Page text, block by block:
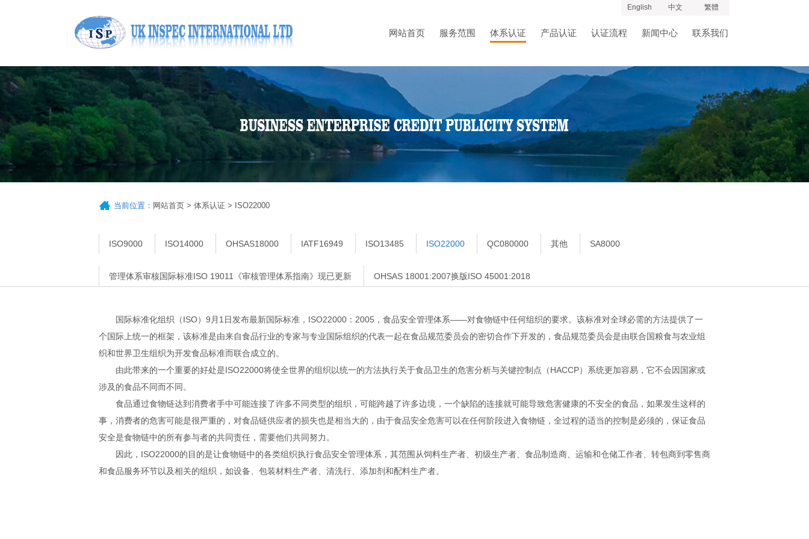
English 中文 繁體
网站首页 服务范围 体系认证 产品认证 认证流程 新闻中心 联系我们
当前位置： 网站首页 > 体系认证 > ISO22000
ISO9000 ISO14000 OHSAS18000 IATF16949 ISO13485 ISO22000 QC080000 其他 SA8000
管理体系审核国际标准ISO 19011《审核管理体系指南》现已更新 OHSAS 18001:2007换版ISO 45001:2018
国际标准化组织（ISO）9月1日发布最新国际标准，ISO22000：2005，食品安全管理体系——对食物链中任何组织的要求。该标准对全球必需的方法提供了一
个国际上统一的框架，该标准是由来自食品行业的专家与专业国际组织的代表一起在食品规范委员会的密切合作下开发的，食品规范委员会是由联合国粮食与农业组
织和世界卫生组织为开发食品标准而联合成立的。
由此带来的一个重要的好处是ISO22000将使全世界的组织以统一的方法执行关于食品卫生的危害分析与关键控制点（HACCP）系统更加容易，它不会因国家或
涉及的食品不同而不同。
食品通过食物链达到消费者手中可能连接了许多不同类型的组织，可能跨越了许多边境，一个缺陷的连接就可能导致危害健康的不安全的食品，如果发生这样的
事，消费者的危害可能是很严重的，对食品链供应者的损失也是相当大的，由于食品安全危害可以在任何阶段进入食物链，全过程的适当的控制是必须的，保证食品
安全是食物链中的所有参与者的共同责任，需要他们共同努力。
因此，ISO22000的目的是让食物链中的各类组织执行食品安全管理体系，其范围从饲料生产者、初级生产者、食品制造商、运输和仓储工作者、转包商到零售商
和食品服务环节以及相关的组织，如设备、包装材料生产者、清洗行、添加剂和配料生产者。